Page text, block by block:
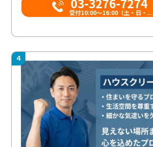
受付10:00〜16:00（土・日・...
4